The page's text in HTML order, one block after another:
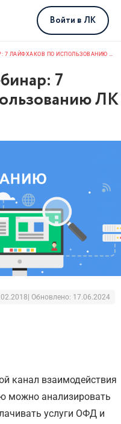
Войти в ЛК
ПРИГЛАШАЕМ НА ВЕБИНАР: 7 ЛАЙФХАКОВ ПО ИСПОЛЬЗОВАНИЮ ЛК OFD.RU
7
ЛК
| Обновлено: 17.06.2024
канал взаимодействия
можно анализировать
услуги ОФД и